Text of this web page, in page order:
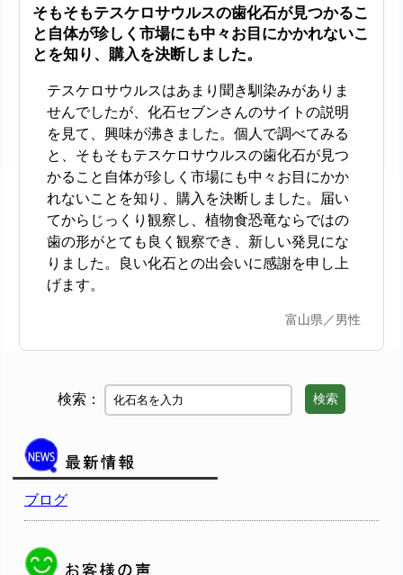
そもそもテスケロサウルスの歯化石が見つかるこ
と自体が珍しく市場にも中々お目にかかれないこ
とを知り、購入を決断しました。
テスケロサウルスはあまり聞き馴染みがありま
せんでしたが、化石セブンさんのサイトの説明
を見て、興味が沸きました。個人で調べてみる
と、そもそもテスケロサウルスの歯化石が見つ
かること自体が珍しく市場にも中々お目にかか
れないことを知り、購入を決断しました。届い
てからじっくり観察し、植物食恐竜ならではの
歯の形がとても良く観察でき、新しい発見にな
りました。良い化石との出会いに感謝を申し上
げます。
富山県／男性
検索： 検索
ブログ